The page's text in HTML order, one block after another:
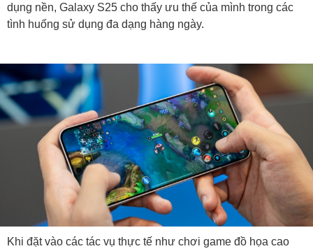
dụng nền, Galaxy S25 cho thấy ưu thế của mình trong các
tình huống sử dụng đa dạng hàng ngày.
Khi đặt vào các tác vụ thực tế như chơi game đồ họa cao